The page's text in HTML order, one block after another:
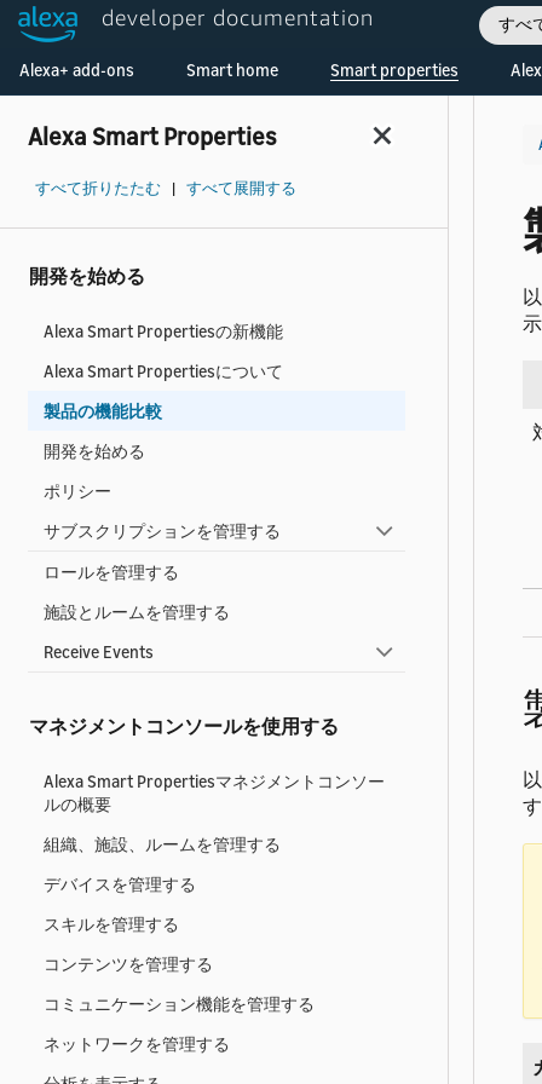
developer documentation すべ
Alexa+ add-ons Smart home Smart properties
Alexa Smart Properties
すべて折りたたむ | すべて展開する
開発を始める
Alexa Smart Propertiesの新機能
Alexa Smart Propertiesについて
製品の機能比較
開発を始める
ポリシー
サブスクリプションを管理する
ロールを管理する
施設とルームを管理する
Receive Events
マネジメントコンソールを使用する
Alexa Smart Propertiesマネジメントコンソー
ルの概要
組織、施設、ルームを管理する
デバイスを管理する
スキルを管理する
コンテンツを管理する
コミュニケーション機能を管理する
ネットワークを管理する
Welcome! Ask the DevAssistant